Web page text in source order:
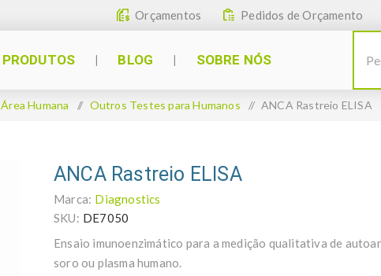
Pedidos de Orçamento
Orçamentos
PRODUTOS BLOG SOBRE NÓS
Área Humana / Outros Testes para Humanos / ANCA Rastreio ELISA
ANCA Rastreio ELISA
Marca: Diagnostics
SKU: DE7050
Ensaio imunoenzimático para a medição qualitativa de
soro ou plasma humano.